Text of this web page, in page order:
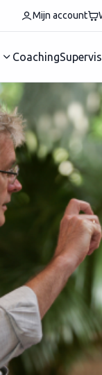
Mijn account
Coaching